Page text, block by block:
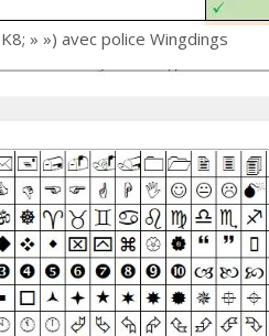
» ») avec police Wingdings